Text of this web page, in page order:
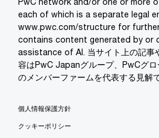
each of which is a separate legal
www.pwc.com/structure for
contains content generated by or
assistance of AI. 当サイト上の記事
容はPwC Japanグループ、PwCグ
のメンバーファームを代表する見解
個人情報保護方針
クッキーポリシー